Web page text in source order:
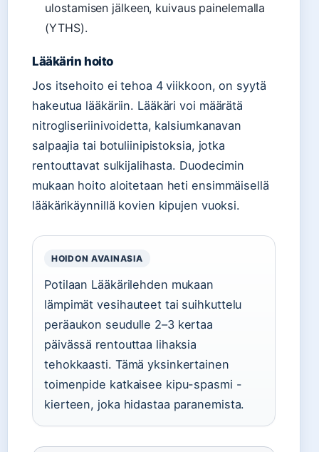
ulostamisen jälkeen, kuivaus painelemalla
(YTHS).
Lääkärin hoito
Jos itsehoito ei tehoa 4 viikkoon, on syytä
hakeutua lääkäriin. Lääkäri voi määrätä
nitrogliseriinivoidetta, kalsiumkanavan
salpaajia tai botuliinipistoksia, jotka
rentouttavat sulkijalihasta. Duodecimin
mukaan hoito aloitetaan heti ensimmäisellä
lääkärikäynnillä kovien kipujen vuoksi.
HOIDON AVAINASIA
Potilaan Lääkärilehden mukaan
lämpimät vesihauteet tai suihkuttelu
peräaukon seudulle 2–3 kertaa
päivässä rentouttaa lihaksia
tehokkaasti. Tämä yksinkertainen
toimenpide katkaisee kipu-spasmi -
kierteen, joka hidastaa paranemista.